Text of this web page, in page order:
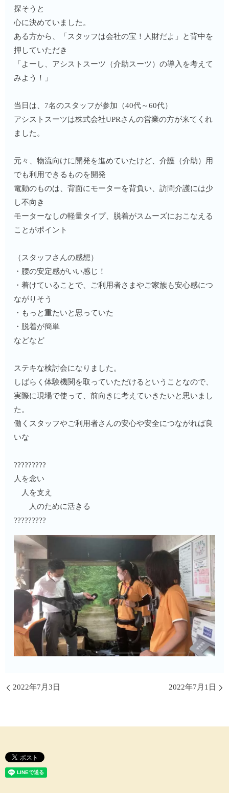
探そうと
心に決めていました。
ある方から、「スタッフは会社の宝！人財だよ」と背中を
押していただき
「よーし、アシストスーツ（介助スーツ）の導入を考えて
みよう！」
当日は、7名のスタッフが参加（40代～60代）
アシストスーツは株式会社UPRさんの営業の方が来てくれ
ました。
元々、物流向けに開発を進めていたけど、介護（介助）用
でも利用できるものを開発
電動のものは、背面にモーターを背負い、訪問介護には少
し不向き
モーターなしの軽量タイプ、脱着がスムーズにおこなえる
ことがポイント
（スタッフさんの感想）
・腰の安定感がいい感じ！
・着けていることで、ご利用者さまやご家族も安心感につ
ながりそう
・もっと重たいと思っていた
・脱着が簡単
などなど
ステキな検討会になりました。
しばらく体験機関を取っていただけるということなので、
実際に現場で使って、前向きに考えていきたいと思いまし
た。
働くスタッフやご利用者さんの安心や安全につながれば良
いな
?????????
人を念い
人を支え
人のために活きる
?????????
2022年7月3日 2022年7月1日